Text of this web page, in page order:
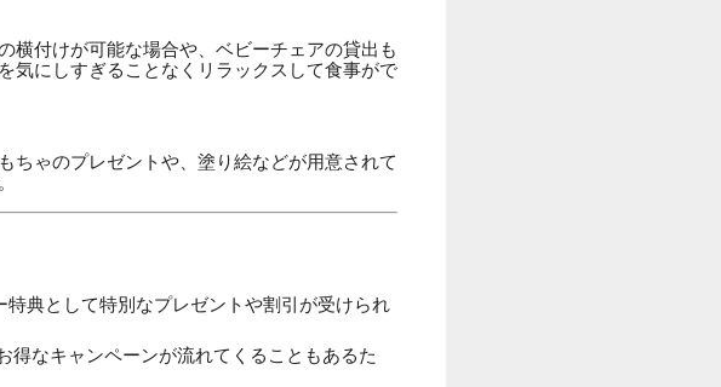
横付けが可能な場合や、ベビーチェアの貸出も
気にしすぎることなくリラックスして食事がで
ちゃのプレゼントや、塗り絵などが用意されて
典として特別なプレゼントや割引が受けられ
得なキャンペーンが流れてくることもあるた